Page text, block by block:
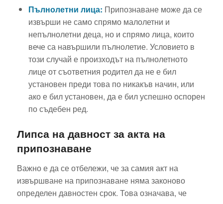
Пълнолетни лица: Припознаване може да се
извърши не само спрямо малолетни и
непълнолетни деца, но и спрямо лица, които
вече са навършили пълнолетие. Условието в
този случай е произходът на пълнолетното
лице от съответния родител да не е бил
установен преди това по никакъв начин, или
ако е бил установен, да е бил успешно оспорен
по съдебен ред.
Липса на давност за акта на
припознаване
Важно е да се отбележи, че за самия акт на
извършване на припознаване няма законово
определен давностен срок. Това означава, че